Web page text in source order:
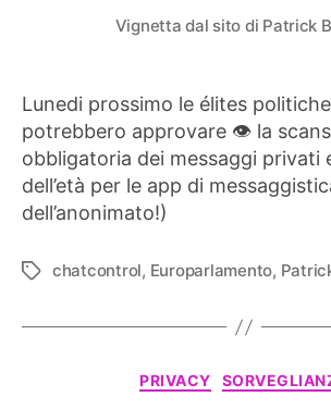
Vignetta dal sito di Patrick
Lunedi prossimo le élites
potrebbero approvare 👁️ la
obbligatoria dei messaggi privati
dell’età per le app di
dell’anonimato!)
Tag chatcontrol, Europarlamento,
Categorie
PRIVACY